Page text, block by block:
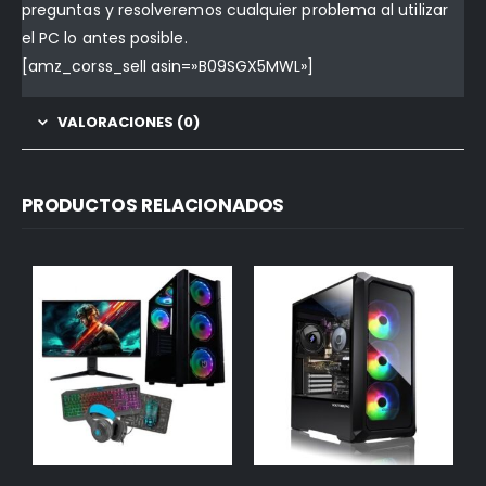
preguntas y resolveremos cualquier problema al utilizar
el PC lo antes posible.
[amz_corss_sell asin=»B09SGX5MWL»]
VALORACIONES (0)
PRODUCTOS RELACIONADOS